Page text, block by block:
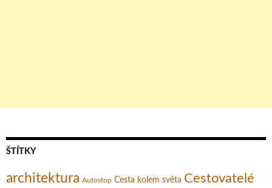
ŠTÍTKY
architektura Autostop Cesta kolem světa Cestovatelé